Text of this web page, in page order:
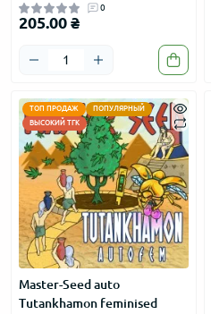
0
205.00 ₴
ТОП ПРОДАЖ
ПОПУЛЯРНЫЙ
ВЫСОКИЙ ТГК
Master-Seed auto
Tutankhamon feminised